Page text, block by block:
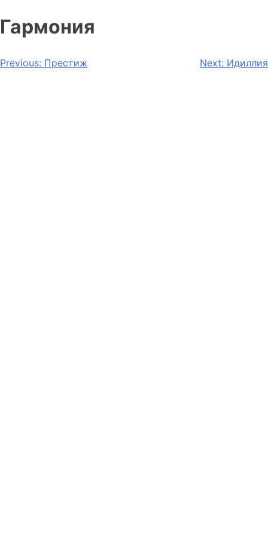
Гармония
Навигация
Previous: Престиж Next: Идиллия